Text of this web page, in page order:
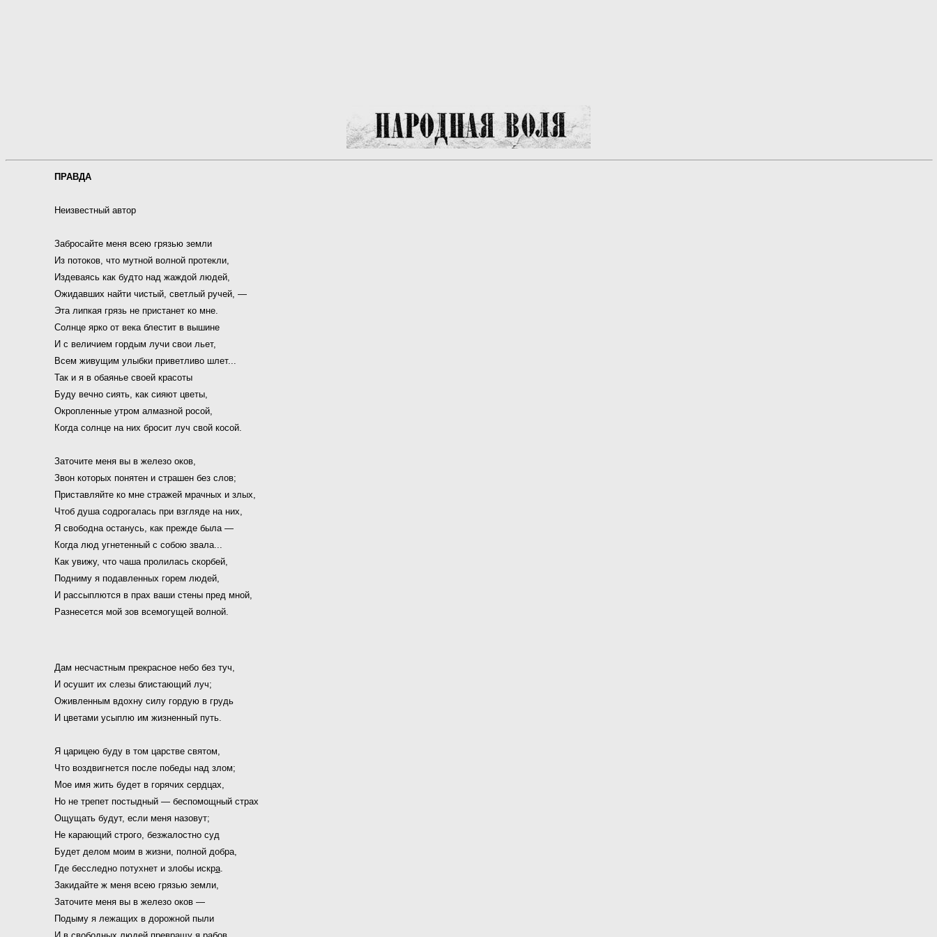
ПРАВДА
Неизвестный автор
Забросайте меня всею грязью земли
Из потоков, что мутной волной протекли,
Издеваясь как будто над жаждой людей,
Ожидавших найти чистый, светлый ручей, —
Эта липкая грязь не пристанет ко мне.
Солнце ярко от века блестит в вышине
И с величием гордым лучи свои льет,
Всем живущим улыбки приветливо шлет...
Так и я в обаянье своей красоты
Буду вечно сиять, как сияют цветы,
Окропленные утром алмазной росой,
Когда солнце на них бросит луч свой косой.
Заточите меня вы в железо оков,
Звон которых понятен и страшен без слов;
Приставляйте ко мне стражей мрачных и злых,
Чтоб душа содрогалась при взгляде на них,
Я свободна останусь, как прежде была —
Когда люд угнетенный с собою звала...
Как увижу, что чаша пролилась скорбей,
Подниму я подавленных горем людей,
И рассыплются в прах ваши стены пред мной,
Разнесется мой зов всемогущей волной.
Дам несчастным прекрасное небо без туч,
И осушит их слезы блистающий луч;
Оживленным вдохну силу гордую в грудь
И цветами усыплю им жизненный путь.
Я царицею буду в том царстве святом,
Что воздвигнется после победы над злом;
Мое имя жить будет в горячих сердцах,
Но не трепет постыдный — беспомощный страх
Ощущать будут, если меня назовут;
Не карающий строго, безжалостно суд
Будет делом моим в жизни, полной добра,
Где бесследно потухнет и злобы искра.
Закидайте ж меня всею грязью земли,
Заточите меня вы в железо оков —
Подыму я лежащих в дорожной пыли